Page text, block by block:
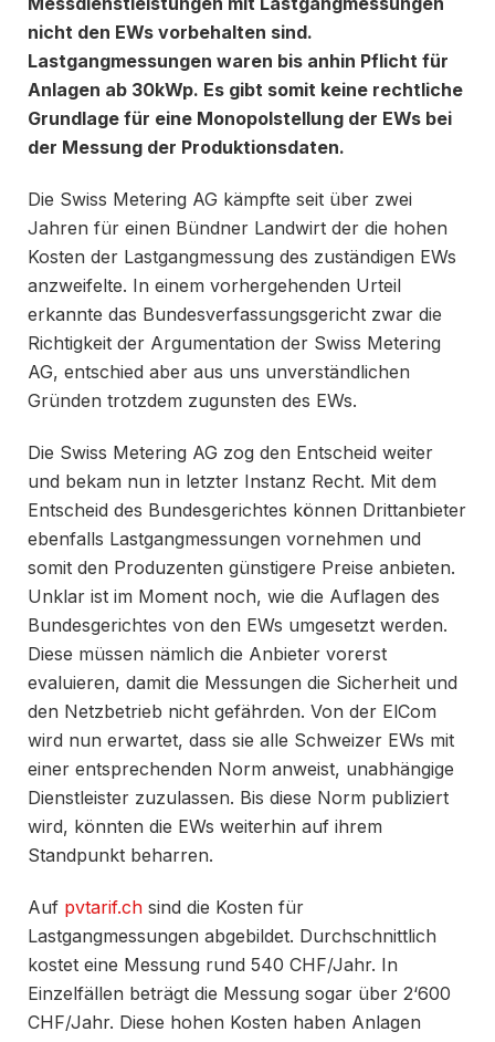
nicht den EWs vorbehalten sind.
Lastgangmessungen waren bis anhin Pflicht für
Anlagen ab 30kWp. Es gibt somit keine rechtliche
Grundlage für eine Monopolstellung der EWs bei
der Messung der Produktionsdaten.
Die Swiss Metering AG kämpfte seit über zwei
Jahren für einen Bündner Landwirt der die hohen
Kosten der Lastgangmessung des zuständigen EWs
anzweifelte. In einem vorhergehenden Urteil
erkannte das Bundesverfassungsgericht zwar die
Richtigkeit der Argumentation der Swiss Metering
AG, entschied aber aus uns unverständlichen
Gründen trotzdem zugunsten des EWs.
Die Swiss Metering AG zog den Entscheid weiter
und bekam nun in letzter Instanz Recht. Mit dem
Entscheid des Bundesgerichtes können Drittanbieter
ebenfalls Lastgangmessungen vornehmen und
somit den Produzenten günstigere Preise anbieten.
Unklar ist im Moment noch, wie die Auflagen des
Bundesgerichtes von den EWs umgesetzt werden.
Diese müssen nämlich die Anbieter vorerst
evaluieren, damit die Messungen die Sicherheit und
den Netzbetrieb nicht gefährden. Von der ElCom
wird nun erwartet, dass sie alle Schweizer EWs mit
einer entsprechenden Norm anweist, unabhängige
Dienstleister zuzulassen. Bis diese Norm publiziert
wird, könnten die EWs weiterhin auf ihrem
Standpunkt beharren.
Auf pvtarif.ch sind die Kosten für
Lastgangmessungen abgebildet. Durchschnittlich
kostet eine Messung rund 540 CHF/Jahr. In
Einzelfällen beträgt die Messung sogar über 2‘600
CHF/Jahr. Diese hohen Kosten haben Anlagen